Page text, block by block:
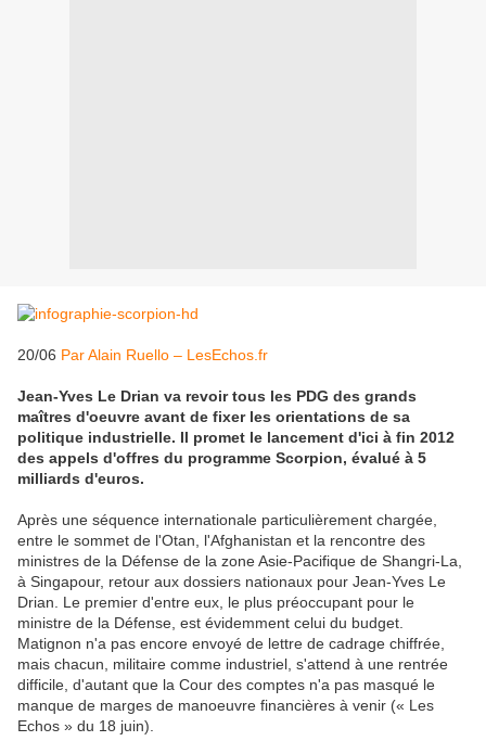
20/06 Par Alain Ruello – LesEchos.fr
Jean-Yves Le Drian va revoir tous les PDG des grands
maîtres d'oeuvre avant de fixer les orientations de sa
politique industrielle. Il promet le lancement d'ici à fin 2012
des appels d'offres du programme Scorpion, évalué à 5
milliards d'euros.
Après une séquence internationale particulièrement chargée,
entre le sommet de l'Otan, l'Afghanistan et la rencontre des
ministres de la Défense de la zone Asie-Pacifique de Shangri-La,
à Singapour, retour aux dossiers nationaux pour Jean-Yves Le
Drian. Le premier d'entre eux, le plus préoccupant pour le
ministre de la Défense, est évidemment celui du budget.
Matignon n'a pas encore envoyé de lettre de cadrage chiffrée,
mais chacun, militaire comme industriel, s'attend à une rentrée
difficile, d'autant que la Cour des comptes n'a pas masqué le
manque de marges de manoeuvre financières à venir (« Les
Echos » du 18 juin).